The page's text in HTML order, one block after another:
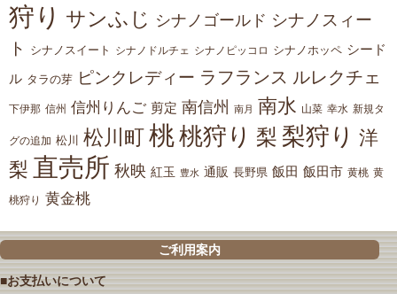
狩り サンふじ シナノゴールド シナノスィー
ト
シナノスイート シナノドルチェ シナノピッコロ シナノホッペ シード
ル タラの芽 ピンクレディー ラフランス ルレクチェ
下伊那 信州 信州りんご 剪定 南信州 南月 南水 山菜 幸水 新規タ
グの追加 松川 松川町 桃桃狩り 梨 梨狩り 洋
梨 直売所 秋映 紅玉 豊水 通販 長野県 飯田 飯田市 黄桃 黄
桃狩り 黄金桃
ご利用案内
■お支払いについて